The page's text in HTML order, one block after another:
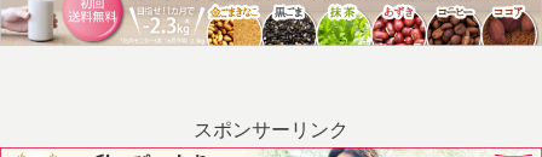
スポンサーリンク